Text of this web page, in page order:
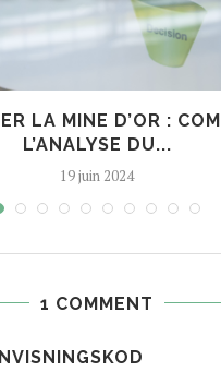
LA MINE D’OR :
L’ANALYSE DU...
19 juin 2024
1 COMMENT